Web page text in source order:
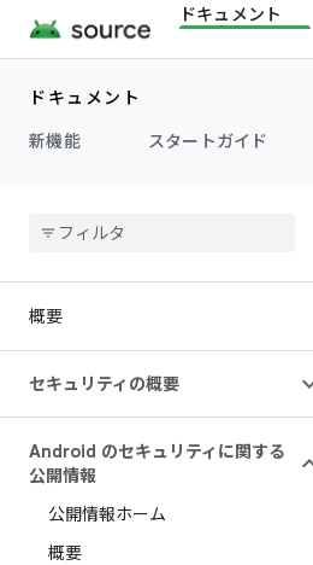
ドキュメント
ドキュメント
新機能
スタートガイド
概要
セキュリティの概要
Android のセキュリティに関する
公開情報
公開情報ホーム
概要